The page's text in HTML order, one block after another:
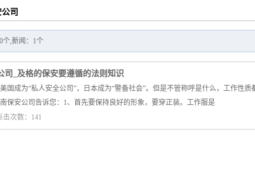
司
个,新闻：1个
司_及格的保安要遵循的法则知识
国成为“私人安全公司”，日本成为“警备社会”。但是不管称呼是什么，工作性
保安公司告诉您：1、首先要保持良好的形象，要穿正装。工作服是
次数：141